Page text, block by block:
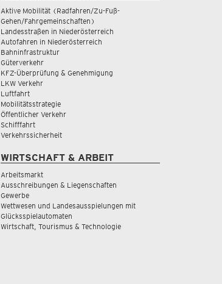
Aktive Mobilität (Radfahren/Zu-Fuß-
Gehen/Fahrgemeinschaften)
Landesstraßen in Niederösterreich
Autofahren in Niederösterreich
Bahninfrastruktur
Güterverkehr
KFZ-Überprüfung & Genehmigung
LKW Verkehr
Luftfahrt
Mobilitätsstrategie
Öffentlicher Verkehr
Schifffahrt
Verkehrssicherheit
WIRTSCHAFT & ARBEIT
Arbeitsmarkt
Ausschreibungen & Liegenschaften
Gewerbe
Wettwesen und Landesausspielungen mit
Glücksspielautomaten
Wirtschaft, Tourismus & Technologie